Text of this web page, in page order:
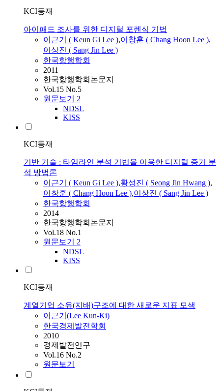
KCI등재
아이패드 조사를 위한 디지털 포렌식 기법
이근기
( Keun Gi Lee ),이창훈 ( Chang Hoon Lee ),
이상진 ( Sang Jin Lee )
한국항행학회
2011
한국항행학회논문지
Vol.15 No.5
원문보기 2
NDSL
KISS
KCI등재
기반 기술 : 타임라인 분석 기법을 이용한 디지털 증거 분
석 방법론
이근기
( Keun Gi Lee ),황성진 ( Seong Jin Hwang ),
이창훈 ( Chang Hoon Lee ),이상진 ( Sang Jin Lee )
한국항행학회
2014
한국항행학회논문지
Vol.18 No.1
원문보기 2
NDSL
KISS
KCI등재
계열기업 소유(지배)구조에 대한 새로운 지표 모색
이근기 (Lee Kun-Ki)
한국경제발전학회
2010
경제발전연구
Vol.16 No.2
원문보기